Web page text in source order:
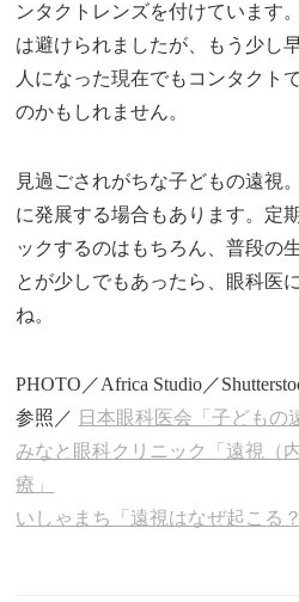
ンタクトレンズを付けています
は避けられましたが、もう少し
人になった現在でもコンタクト
のかもしれません。
見過ごされがちな子どもの遠視
に発展する場合もあります。定
ックするのはもちろん、普段の
とが少しでもあったら、眼科医
ね。
PHOTO／Africa Studio／
参照／ 日本眼科医会「子どもの
みなと眼科クリニック「遠視（
療」
いしゃまち「遠視はなぜ起こる